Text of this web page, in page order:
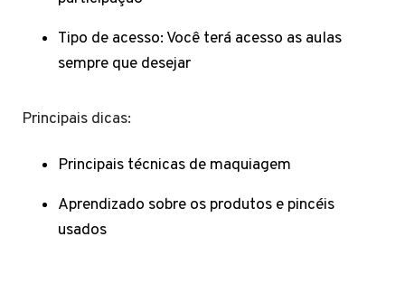
Tipo de acesso: Você terá acesso as aulas
sempre que desejar
Principais dicas:
Principais técnicas de maquiagem
Aprendizado sobre os produtos e pincéis
usados